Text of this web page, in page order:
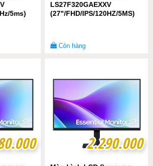
5ms)
LS27F320GAEXXV
(27"/FHD/IPS/120HZ/5MS)
Còn hàng
2.290.000
2.290.000